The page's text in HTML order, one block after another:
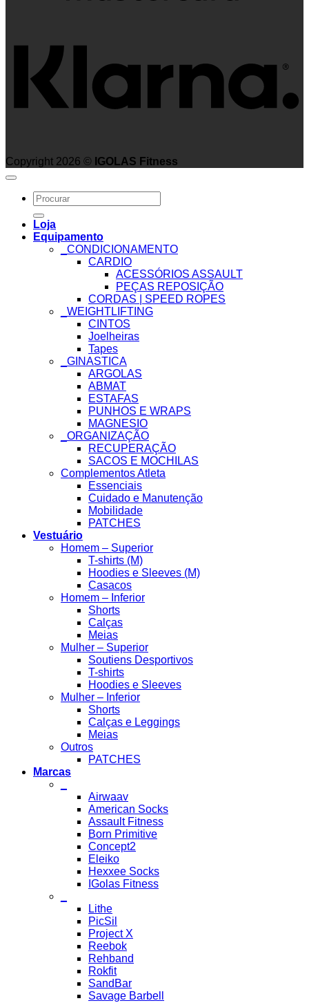
Copyright 2026 © IGOLAS Fitness
Search
for:
Loja
Equipamento
_CONDICIONAMENTO
CARDIO
ACESSÓRIOS ASSAULT
PEÇAS REPOSIÇÃO
CORDAS | SPEED ROPES
_WEIGHTLIFTING
CINTOS
Joelheiras
Tapes
_GINASTICA
ARGOLAS
ABMAT
ESTAFAS
PUNHOS E WRAPS
MAGNESIO
_ORGANIZAÇÃO
RECUPERAÇÃO
SACOS E MOCHILAS
Complementos Atleta
Essenciais
Cuidado e Manutenção
Mobilidade
PATCHES
Vestuário
Homem – Superior
T-shirts (M)
Hoodies e Sleeves (M)
Casacos
Homem – Inferior
Shorts
Calças
Meias
Mulher – Superior
Soutiens Desportivos
T-shirts
Hoodies e Sleeves
Mulher – Inferior
Shorts
Calças e Leggings
Meias
Outros
PATCHES
Marcas
Airwaav
American Socks
Assault Fitness
Born Primitive
Concept2
Eleiko
Hexxee Socks
IGolas Fitness
Lithe
PicSil
Project X
Reebok
Rehband
Rokfit
SandBar
Savage Barbell